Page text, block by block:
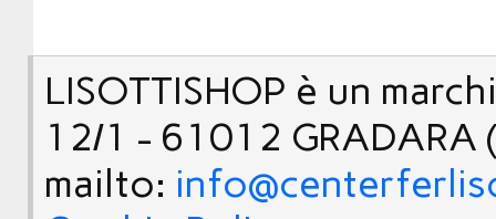
LISOTTISHOP è un
12/1 - 61012
mailto: